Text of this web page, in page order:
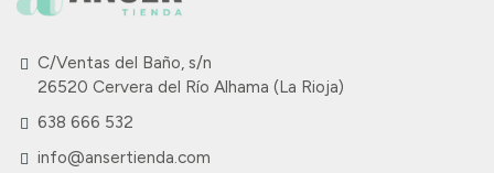
C/Ventas del Baño, s/n
26520 Cervera del Río Alhama (La Rioja)
638 666 532
info@ansertienda.com